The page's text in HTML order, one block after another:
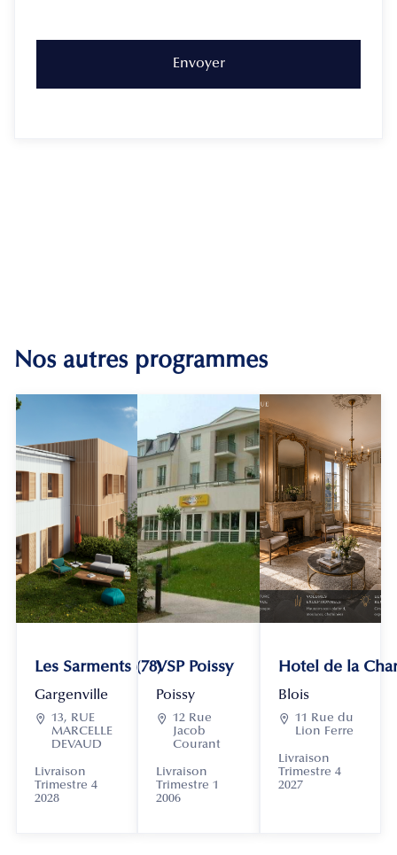
Nos autres programmes
Les Sarments (78)
Gargenville
 13, RUE
MARCELLE
DEVAUD
Livraison
Trimestre 4
2028
VSP Poissy
Poissy
 12 Rue
Jacob
Courant
Livraison
Trimestre 1
2006
Hotel de la
Blois
 11 Rue du
Lion Ferre
Livraison
Trimestre 4
2027